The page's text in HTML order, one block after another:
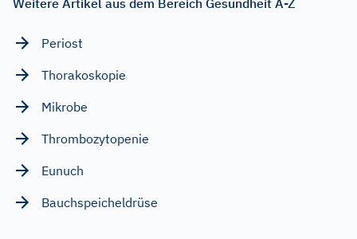
Periost
Thorakoskopie
Mikrobe
Thrombozytopenie
Eunuch
Bauchspeicheldrüse